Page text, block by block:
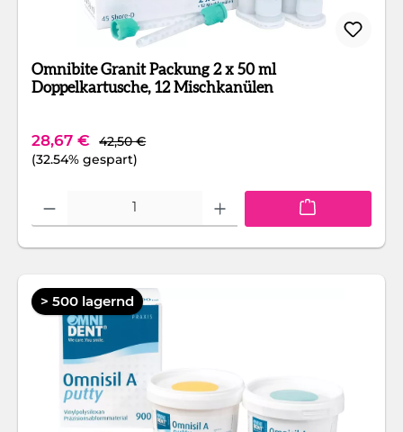
Omnibite Granit Packung 2 x 50 ml
Doppelkartusche, 12 Mischkanülen
Verkaufspreis:
28,67 € Regulärer Preis:
42,50 €
(32.54% gespart)
Produkt Anzahl: Gib den gewünschten Wert ein oder benutze die
> 500 lagernd